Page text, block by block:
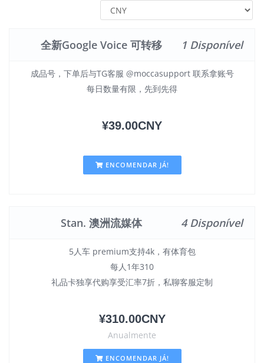
全新Google Voice 可转移 1 Disponível
成品号，下单后与TG客服 @moccasupport 联系拿账号
每日数量有限，先到先得
¥39.00CNY
ENCOMENDAR JÁ!
Stan. 澳洲流媒体 4 Disponível
5人车 premium支持4k，有体育包
每人1年310
礼品卡独享代购享受汇率7折，私聊客服定制
¥310.00CNY
Anualmente
ENCOMENDAR JÁ!